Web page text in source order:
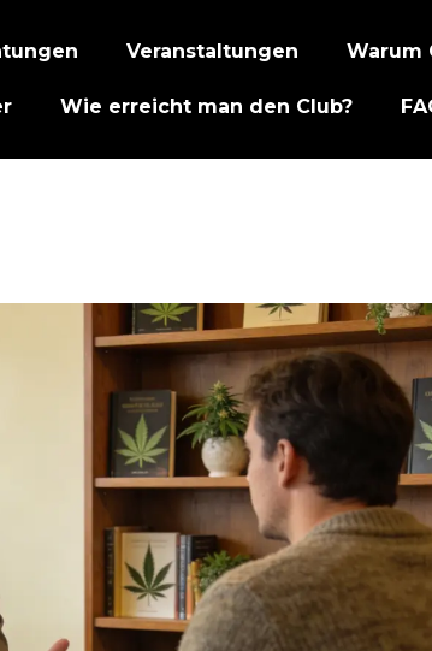
Veranstaltungen Warum
Wie erreicht man den Club?